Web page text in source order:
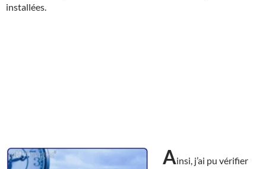
installées.
Ainsi, j’ai pu vérifier